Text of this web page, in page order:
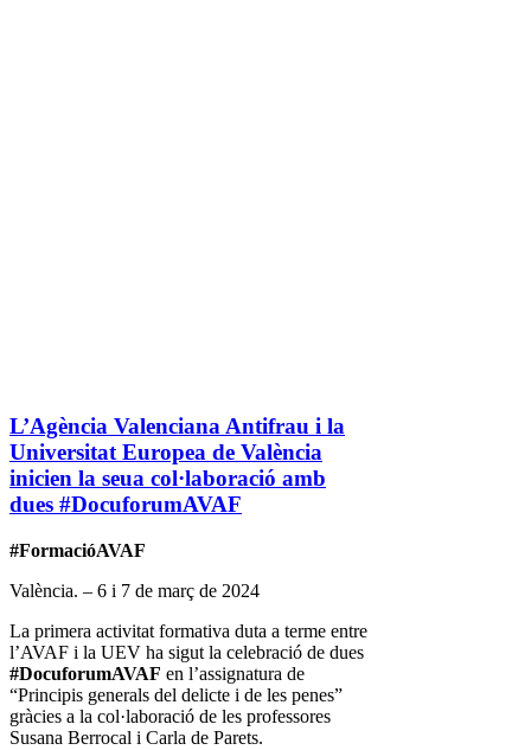
L’Agència Valenciana Antifrau i la
Universitat Europea de València
inicien la seua col·laboració amb
dues #DocuforumAVAF
#FormacióAVAF
València. – 6 i 7 de març de 2024
La primera activitat formativa duta a terme entre
l’AVAF i la UEV ha sigut la celebració de dues
#DocuforumAVAF en l’assignatura de
“Principis generals del delicte i de les penes”
gràcies a la col·laboració de les professores
Susana Berrocal i Carla de Parets.